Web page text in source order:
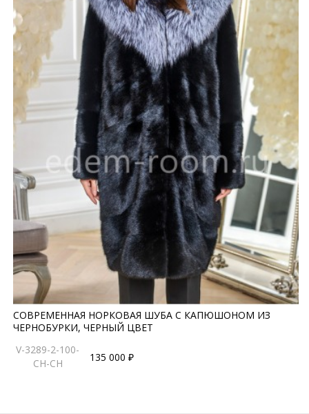
СОВРЕМЕННАЯ НОРКОВАЯ ШУБА С КАПЮШОНОМ ИЗ
ЧЕРНОБУРКИ, ЧЕРНЫЙ ЦВЕТ
V-3289-2-100-
CH-CH
135 000 ₽